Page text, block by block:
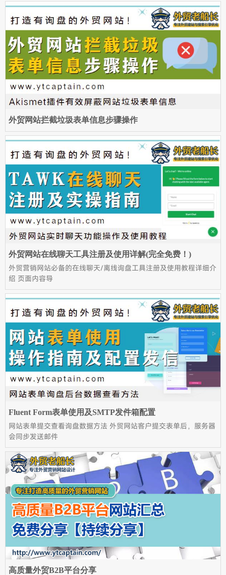
外贸网站拦截垃圾表单信息步骤操作
外贸网站在线聊天工具注册及使用详解(完全免费！)
外贸营销网站必备的在线聊天/离线询盘工具注册及使用教程详细介
绍 页面内容导
Fluent Form表单使用及SMTP发件箱配置
网站表单提交查看询盘数据方法 外贸网站客户提交表单后，服务器
会同步发送邮件
高质量外贸B2B平台分享